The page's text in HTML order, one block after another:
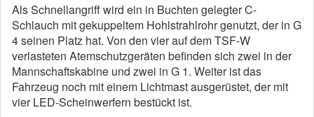
Als Schnellangriff wird ein in Buchten gelegter C-
Schlauch mit gekuppeltem Hohlstrahlrohr genutzt, der in G
4 seinen Platz hat. Von den vier auf dem TSF-W
verlasteten Atemschutzgeräten befinden sich zwei in der
Mannschaftskabine und zwei in G 1. Weiter ist das
Fahrzeug noch mit einem Lichtmast ausgerüstet, der mit
vier LED-Scheinwerfern bestückt ist.